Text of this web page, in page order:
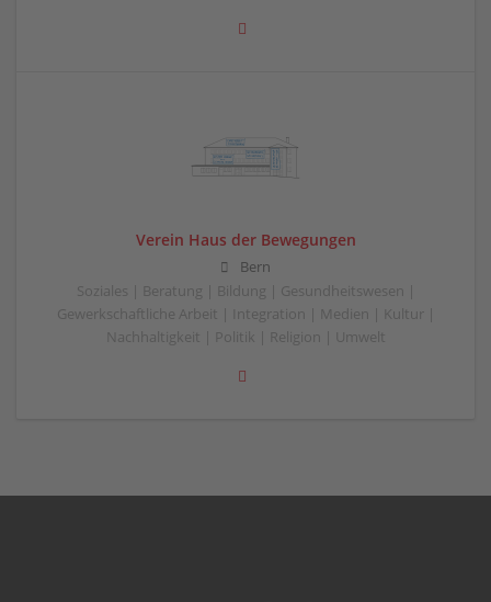
Verein Haus der Bewegungen
Bern
Soziales | Beratung | Bildung | Gesundheitswesen |
Gewerkschaftliche Arbeit | Integration | Medien | Kultur |
Nachhaltigkeit | Politik | Religion | Umwelt